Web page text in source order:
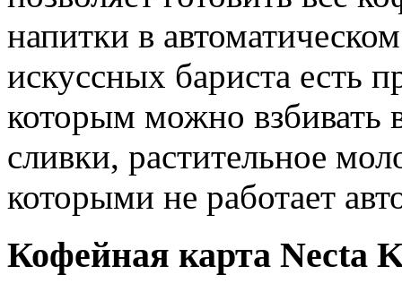
напитки в
искуссных бариста есть
которым можно взбивать
сливки, растительное
которыми не работает
Кофейная карта Necta